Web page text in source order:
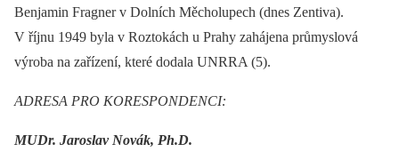
Benjamin Fragner v Dolních Měcholupech (dnes Zentiva).
V říjnu 1949 byla v Roztokách u Prahy zahájena průmyslová
výroba na zařízení, které dodala UNRRA (5).
ADRESA PRO KORESPONDENCI:
MUDr. Jaroslav Novák, Ph.D.